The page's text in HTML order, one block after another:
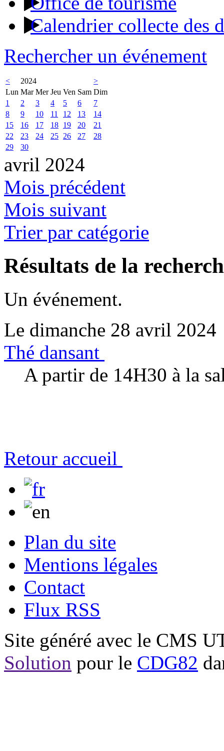
Calendrier collecte des
Rechercher un événement
< 2024
>
Lun Mar Mer Jeu Ven Sam Dim
1
2 3 4 5 6
7
8
9 10 11 12 13
14
15
16 17 18 19 20
21
22
23 24 25 26 27
28
29
30
avril 2024
Mois précédent
Mois suivant
Trier par catégorie
Résultats de la
Un événement.
Le dimanche 28 avril 2024
Thé dansant
A partir de 14H30 à la
Retour accueil
Plan du site
Mentions légales
Contact
Flux RSS
Site généré avec le CMS
Solution pour le CDG82